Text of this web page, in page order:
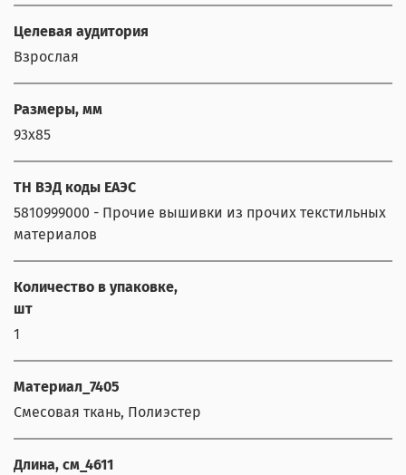
Целевая аудитория
Взрослая
Размеры, мм
93x85
ТН ВЭД коды ЕАЭС
5810999000 - Прочие вышивки из прочих текстильных
материалов
Количество в упаковке,
шт
1
Материал_7405
Смесовая ткань, Полиэстер
Длина, см_4611